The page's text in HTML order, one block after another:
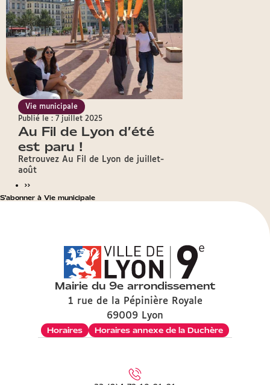
Vie municipale
Publié le : 7 juillet 2025
Au Fil de Lyon d’été
est paru !
Retrouvez Au Fil de Lyon de juillet-
août
››
S'abonner à Vie municipale
Mairie du 9e arrondissement
1 rue de la Pépinière Royale
69009 Lyon
Horaires
Horaires annexe de la Duchère